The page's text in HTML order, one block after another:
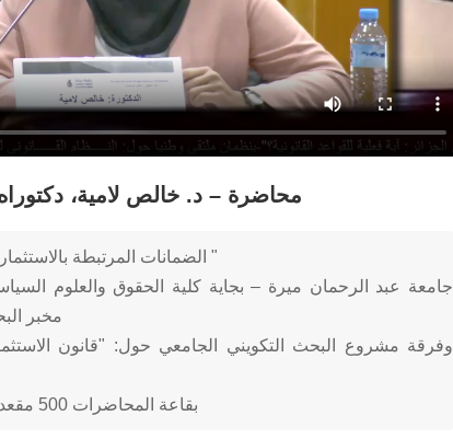
محاضرة – د. خالص لامية،
Titre: "الضمانات المرتبطة بالاستثمار في القانون رقم 22 ـ18 "
جامعة عبد الرحمان ميرة – بجاية كلية الحقوق والعلوم
مخبر
بقاعة المحاضرات 500 مقعد، قطب أبوداو يوم: 16/11/2023